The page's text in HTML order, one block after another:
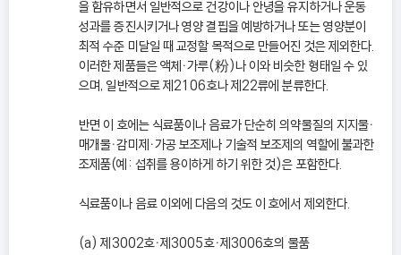
을 함유하면서 일반적으로 건강이나 안녕을 유지하거나 운동
성과를 증진시키거나 영양 결핍을 예방하거나 또는 영양분이
최적 수준 미달일 때 교정할 목적으로 만들어진 것은 제외한다.
이러한 제품들은 액체ㆍ가루(粉)나 이와 비슷한 형태일 수 있
으며, 일반적으로 제2106호나 제22류에 분류한다.
반면 이 호에는 식료품이나 음료가 단순히 의약물질의 지지물ㆍ
매개물ㆍ감미제ㆍ가공 보조제나 기술적 보조제의 역할에 불과한
조제품(예: 섭취를 용이하게 하기 위한 것)은 포함한다.
식료품이나 음료 이외에 다음의 것도 이 호에서 제외한다.
(a) 제3002호ㆍ제3005호ㆍ제3006호의 물품